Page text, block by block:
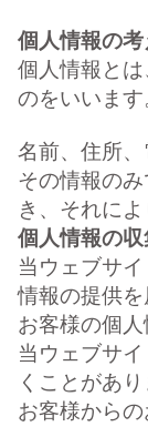
個人情報の
個人情報と
のをいいます
名前、住所
その情報の
き、それに
個人情報の
当ウェブサ
情報の提供を
お客様の個
当ウェブサ
くことがあり
お客様から